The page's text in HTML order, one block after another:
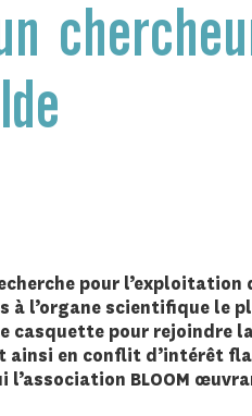
pour l’exploitation
à l’organe scientifique le
casquette pour rejoindre
en conflit d’intérêt
l’association BLOOM